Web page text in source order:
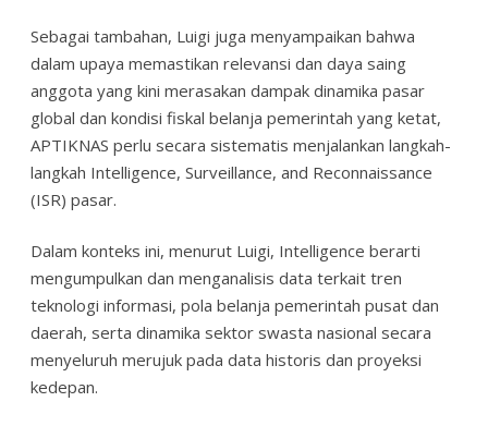
Sebagai tambahan, Luigi juga menyampaikan bahwa
dalam upaya memastikan relevansi dan daya saing
anggota yang kini merasakan dampak dinamika pasar
global dan kondisi fiskal belanja pemerintah yang ketat,
APTIKNAS perlu secara sistematis menjalankan langkah-
langkah Intelligence, Surveillance, and Reconnaissance
(ISR) pasar.
Dalam konteks ini, menurut Luigi, Intelligence berarti
mengumpulkan dan menganalisis data terkait tren
teknologi informasi, pola belanja pemerintah pusat dan
daerah, serta dinamika sektor swasta nasional secara
menyeluruh merujuk pada data historis dan proyeksi
kedepan.